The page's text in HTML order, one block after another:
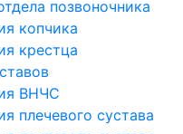
позвоночника
копчика
крестца
ВНЧС
плечевого сустава